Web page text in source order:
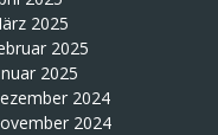
2025
2025
2025
2024
2024